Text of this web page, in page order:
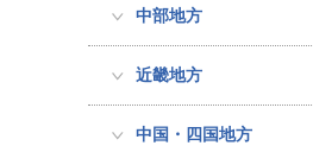
中部地方
近畿地方
中国・四国地方